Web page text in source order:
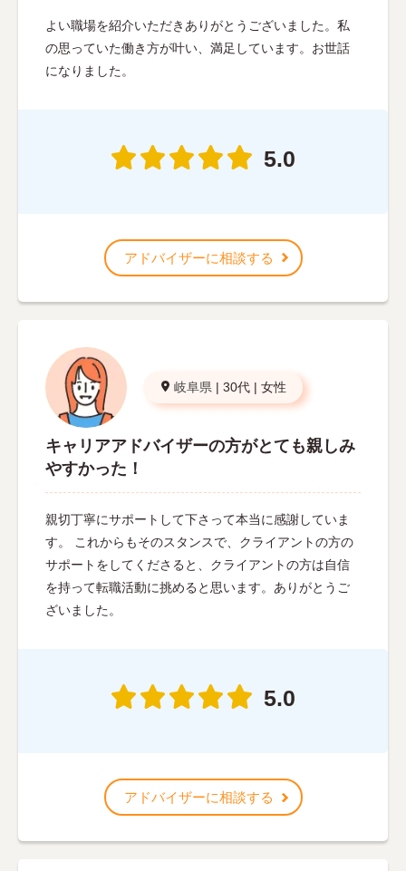
よい職場を紹介いただきありがとうございました。私
の思っていた働き方が叶い、満足しています。お世話
になりました。
5.0
アドバイザーに相談する
岐阜県 | 30代 | 女性
キャリアアドバイザーの方がとても親しみ
やすかった！
親切丁寧にサポートして下さって本当に感謝していま
す。 これからもそのスタンスで、クライアントの方の
サポートをしてくださると、クライアントの方は自信
を持って転職活動に挑めると思います。ありがとうご
ざいました。
5.0
アドバイザーに相談する